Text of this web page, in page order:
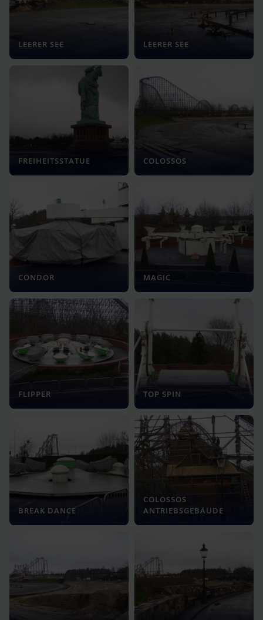
LEERER SEE LEERER SEE
FREIHEITSSTATUE COLOSSOS
CONDOR MAGIC
FLIPPER TOP SPIN
BREAK DANCE
COLOSSOS
ANTRIEBSGEBÄUDE